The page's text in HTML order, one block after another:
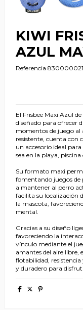
KIWI
AZUL
Referencia
El Frisbee Maxi Azul
diseñado para ofrecer
momentos de juego al
resistente, cuenta con
un accesorio ideal
sea en la playa,
Su formato maxi
fomentando juegos de
a mantener al perro
facilita su localización
la mascota,
mental.
Gracias a su diseño
favoreciendo la
vínculo mediante el
amantes del aire libre,
flotabilidad,
y duradero para